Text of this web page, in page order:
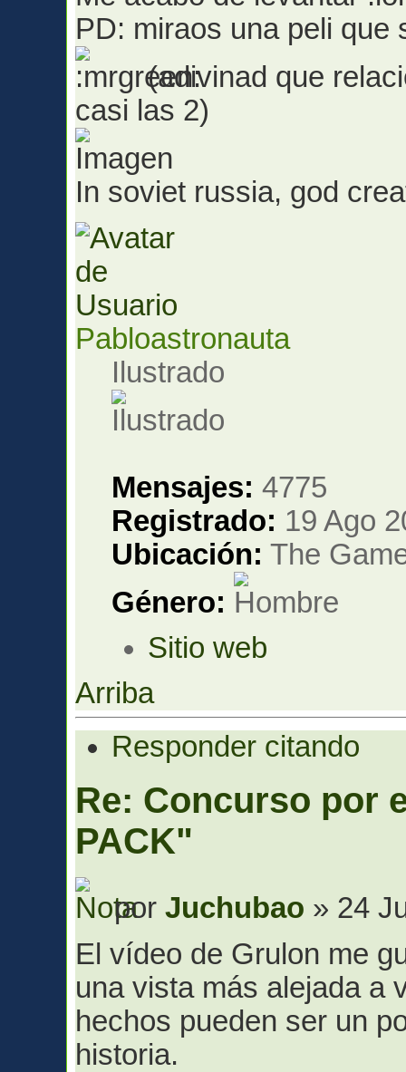
PD: miraos una peli que
(adivinad que
casi las 2)
In soviet russia, god
Pabloastronauta
Ilustrado
Mensajes: 4775
Registrado: 19 Ago
Ubicación: The
Género:
Sitio web
Arriba
Responder citando
Re: Concurso por
PACK"
porJuchubao » 24
El vídeo de Grulon me
una vista más alejada a
hechos pueden ser un
historia.